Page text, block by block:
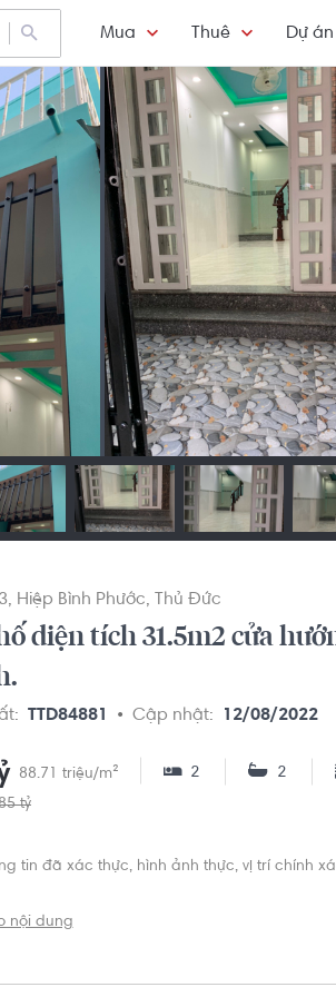
Mua Thuê Dự án
Hiệp Bình Phước Thủ Đức
diện tích 31.5m2 cửa
TTD84881 Cập nhật: 12/08/2022
88.71 triệu/m²
tỷ
2 2
tin đã xác thực, hình ảnh thực, vị trí chính
nội dung